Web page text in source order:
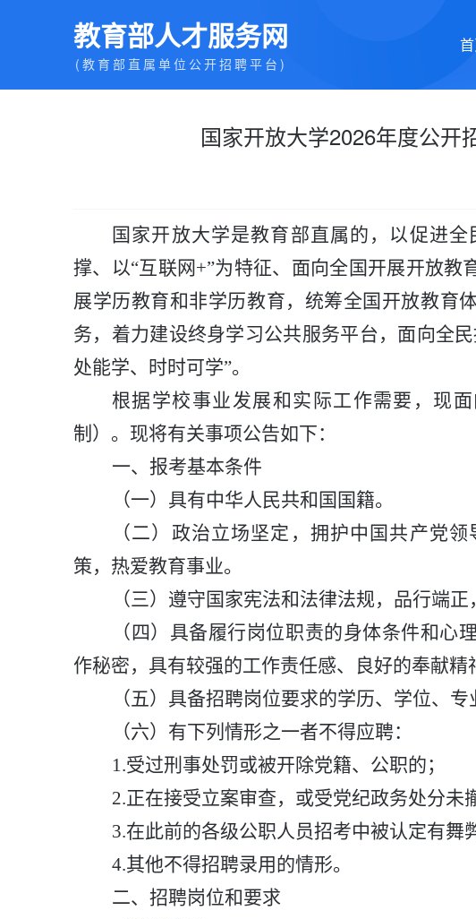
教育部人才服务网
(教育部直属单位公开招聘平台)
国家开放大学2026年度公开
国家开放大学是教育部直属的，以促进
撑、以“互联网+”为特征、面向全国开展开放教
展学历教育和非学历教育，统筹全国开放教育
务，着力建设终身学习公共服务平台，面向全
处能学、时时可学”。
根据学校事业发展和实际工作需要，现
制）。现将有关事项公告如下：
一、 报考基本条件
（一） 具有中华人民共和国国籍。
（二） 政治立场坚定， 拥护中国共产党
策，热爱教育事业。
（三）遵守国家宪法和法律法规，品行端正
（四）具备履行岗位职责的身体条件和心
作秘密，具有较强的工作责任感、良好的奉献精
（五）具备招聘岗位要求的学历、学位、专
（六）有下列情形之一者不得应聘：
1.受过刑事处罚或被开除党籍、公职的；
2.正在接受立案审查，或受党纪政务处分未
3.在此前的各级公职人员招考中被认定有舞
4.其他不得招聘录用的情形。
二、招聘岗位和要求